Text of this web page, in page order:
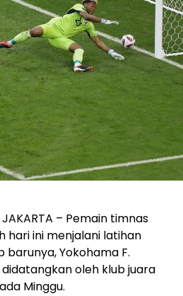
JAKARTA – Pemain timnas
hari ini menjalani latihan
Yokohama F.
oleh klub juara
Minggu.